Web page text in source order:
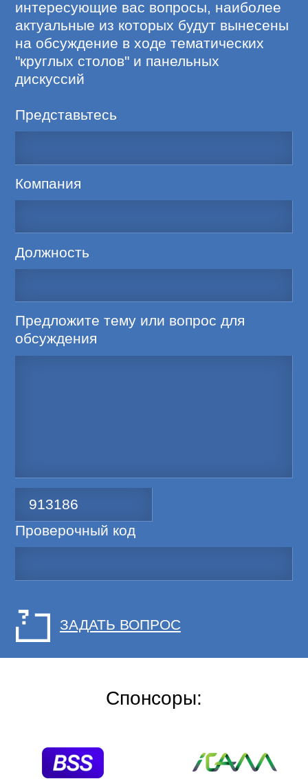
интересующие вас вопросы, наиболее
актуальные из которых будут вынесены
на обсуждение в ходе тематических
"круглых столов" и панельных
дискуссий
Представьтесь
Компания
Должность
Предложите тему или вопрос для
обсуждения
Проверочный код
ЗАДАТЬ ВОПРОС
Спонсоры: